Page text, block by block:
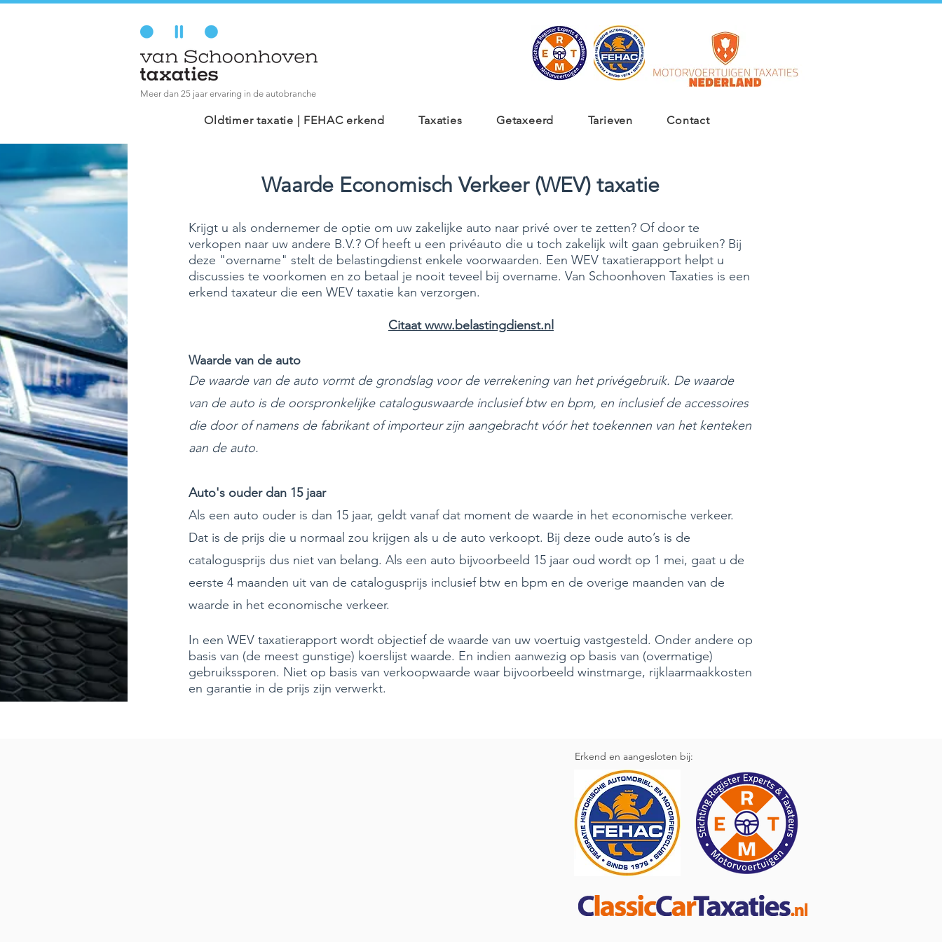
Meer dan 25 jaar ervaring in de autobranche
Oldtimer taxatie | FEHAC erkend Taxaties Getaxeerd Tarieven Contact
Waarde Economisch Verkeer (WEV) taxatie
Krijgt u als ondernemer de optie om uw zakelijke auto naar privé over te zetten? Of door te
verkopen naar uw andere B.V.? Of heeft u een privéauto die u toch zakelijk wilt gaan gebruiken? Bij
deze "overname" stelt de belastingdienst enkele voorwaarden. Een WEV taxatierapport helpt u
discussies te voorkomen en zo betaal je nooit teveel bij overname. Van Schoonhoven Taxaties is een
erkend taxateur die een WEV taxatie kan verzorgen.
Citaat www.belastingdienst.nl
Waarde van de auto
De waarde van de auto vormt de grondslag voor de verrekening van het privégebruik. De waarde
van de auto is de oorspronkelijke cataloguswaarde inclusief btw en bpm, en inclusief de accessoires
die door of namens de fabrikant of importeur zijn aangebracht vóór het toekennen van het kenteken
aan de auto.
Auto's ouder dan 15 jaar
Als een auto ouder is dan 15 jaar, geldt vanaf dat moment de waarde in het economische verkeer.
Dat is de prijs die u normaal zou krijgen als u de auto verkoopt. Bij deze oude auto’s is de
catalogusprijs dus niet van belang. Als een auto bijvoorbeeld 15 jaar oud wordt op 1 mei, gaat u de
eerste 4 maanden uit van de catalogusprijs inclusief btw en bpm en de overige maanden van de
waarde in het economische verkeer.
In een WEV taxatierapport wordt objectief de waarde van uw voertuig vastgesteld. Onder andere op
basis van (de meest gunstige) koerslijst waarde. En indien aanwezig op basis van (overmatige)
gebruikssporen. Niet op basis van verkoopwaarde waar bijvoorbeeld winstmarge, rijklaarmaakkosten
en garantie in de prijs zijn verwerkt.
Erkend en aangesloten bij: